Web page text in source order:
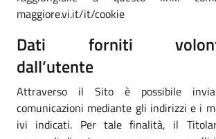
maggiore.vi.it/it/cookie
Dati forniti
dall’utente
Attraverso il Sito è possibile
comunicazioni mediante gli indirizzi e i
ivi indicati. Per tale finalità, il